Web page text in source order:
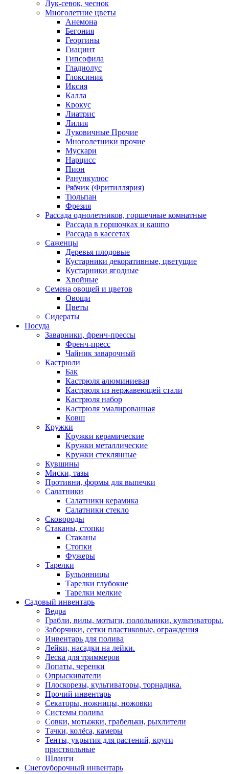
Лук-севок, чеснок
Многолетние цветы
Анемона
Бегония
Георгины
Гиацинт
Гипсофила
Гладиолус
Глоксиния
Иксия
Калла
Крокус
Лиатрис
Лилия
Луковичные Прочие
Многолетники прочие
Мускари
Нарцисс
Пион
Ранункулюс
Рябчик (Фритиллярия)
Тюльпан
Фрезия
Рассада однолетников, горшечные комнатные
Рассада в горшочках и кашпо
Рассада в кассетах
Саженцы
Деревья плодовые
Кустарники декоративные, цветущие
Кустарники ягодные
Хвойные
Семена овощей и цветов
Овощи
Цветы
Сидераты
Посуда
Заварники, френч-прессы
Френч-пресс
Чайник заварочный
Кастрюли
Бак
Кастрюля алюминиевая
Кастрюля из нержавеющей стали
Кастрюля набор
Кастрюля эмалированная
Ковш
Кружки
Кружки керамические
Кружки металлические
Кружки стеклянные
Кувшины
Миски, тазы
Противни, формы для выпечки
Салатники
Салатники керамика
Салатники стекло
Сковороды
Стаканы, стопки
Стаканы
Стопки
Фужеры
Тарелки
Бульонницы
Тарелки глубокие
Тарелки мелкие
Садовый инвентарь
Ведра
Грабли, вилы, мотыги, полольники, культиваторы.
Заборчики, сетки пластиковые, ограждения
Инвентарь для полива
Лейки, насадки на лейки.
Леска для триммеров
Лопаты, черенки
Опрыскиватели
Плоскорезы, культиваторы, торнадика.
Прочий инвентарь
Секаторы, ножницы, ножовки
Системы полива
Совки, мотыжки, грабельки, рыхлители
Тачки, колёса, камеры
Тенты, укрытия для растений, круги
приствольные
Шланги
Снегоуборочный инвентарь